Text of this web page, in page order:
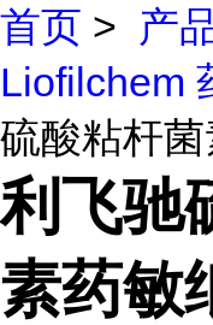
首页 > 产
Liofilchem
硫酸粘杆
利飞驰
素药敏